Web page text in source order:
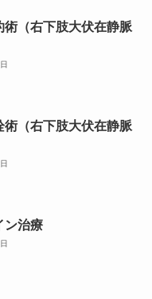
術（右下肢大伏在静脈
術（右下肢大伏在静脈
ン治療